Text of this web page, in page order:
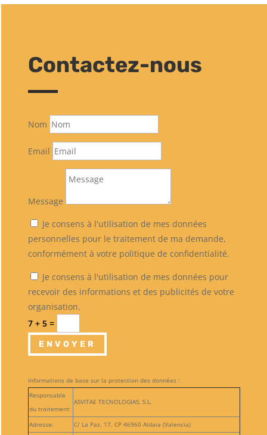
Contactez-nous
Nom
Email
Message
Je consens à l'utilisation de mes données
personnelles pour le traitement de ma demande,
conformément à votre politique de confidentialité.
Je consens à l'utilisation de mes données pour
recevoir des informations et des publicités de votre
organisation.
7 + 5=
ENVOYER
Informations de base sur la protection des données :
Responsable
du traitement:
ASVITAE TECNOLOGIAS, S.L.
Adresse: C/ La Paz, 17, CP 46960 Aldaia (Valencia)